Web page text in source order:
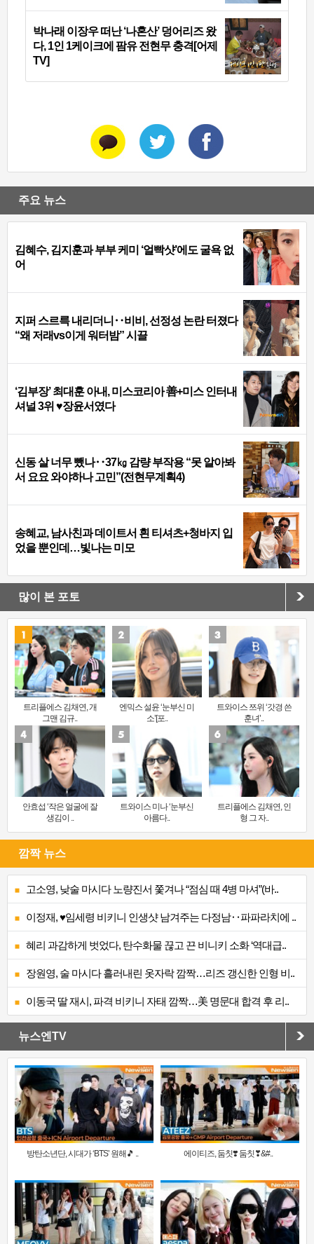
박나래 이장우 떠난 ‘나혼산’ 덩어리즈 왔
다, 1인 1케이크에 팜유 전현무 충격[어제
TV]
주요 뉴스
김혜수, 김지훈과 부부 케미 ‘얼빡샷’에도 굴욕 없
어
지퍼 스르륵 내리더니‥비비, 선정성 논란 터졌다
“왜 저래vs이게 워터밤” 시끌
‘김부장’ 최대훈 아내, 미스코리아 善+미스 인터내
셔널 3위 ♥장윤서였다
신동 살 너무 뺐나‥37㎏ 감량 부작용 “못 알아봐
서 요요 와야하나 고민”(전현무계획4)
송혜교, 남사친과 데이트서 흰 티셔츠+청바지 입
었을 뿐인데…빛나는 미모
많이 본 포토
트리플에스 김채연, 개
그맨 김규..
엔믹스 설윤 ‘눈부신 미
소’[포..
트와이스 쯔위 ‘갓경 쓴
훈녀’..
안효섭 ‘작은 얼굴에 잘
생김이 ..
트와이스 미나 ‘눈부신
아름다..
트리플에스 김채연, 인
형 그 자..
깜짝 뉴스
고소영, 낮술 마시다 노량진서 쫓겨나 “점심 때 4병 마셔”(바..
이정재, ♥임세령 비키니 인생샷 남겨주는 다정남‥파파라치에 ..
혜리 과감하게 벗었다, 탄수화물 끊고 끈 비니키 소화 ‘역대급..
장원영, 술 마시다 흘러내린 옷자락 깜짝…리즈 갱신한 인형 비..
이동국 딸 재시, 파격 비키니 자태 깜짝…美 명문대 합격 후 리..
뉴스엔TV
방탄소년단, 시대가 ‘BTS’ 원해🎵 .. 에이티즈, 둠칫❣️ 둠칫❣&#..